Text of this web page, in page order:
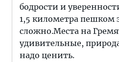
бодрости и
1,5 километра пешком
сложно.Места на
удивительные,
надо ценить.